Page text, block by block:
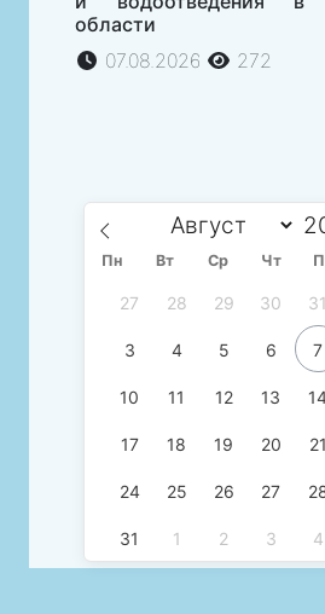
области
07.08.2026
272
Пн Вт Ср Чт
27 28 29 30 31
3 4 5 6 7
10 11 12 13
17 18 19 20 21
24 25 26 27
31 1 2 3 4